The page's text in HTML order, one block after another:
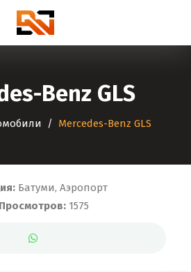
Benz GLS
Mercedes-Benz GLS
Батуми, Аэропорт
Просмотров: 1575